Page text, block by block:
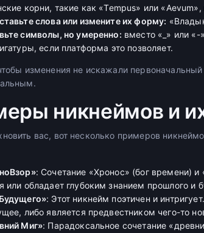
корни, такие как «Tempus» или
слова или измените их форму:
символы, но умеренно: вместо «_» или
если платформа это позволяет.
изменения не искажали
никнеймов и
вас, вот несколько примеров
: Сочетание «Хронос» (бог времени) и
или обладает глубоким знанием прошлого и
: Этот никнейм поэтичен и
либо является предвестником чего-то
Миг»: Парадоксальное сочетание